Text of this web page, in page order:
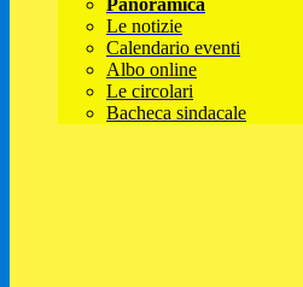
Panoramica
Le notizie
Calendario eventi
Albo online
Le circolari
Bacheca sindacale